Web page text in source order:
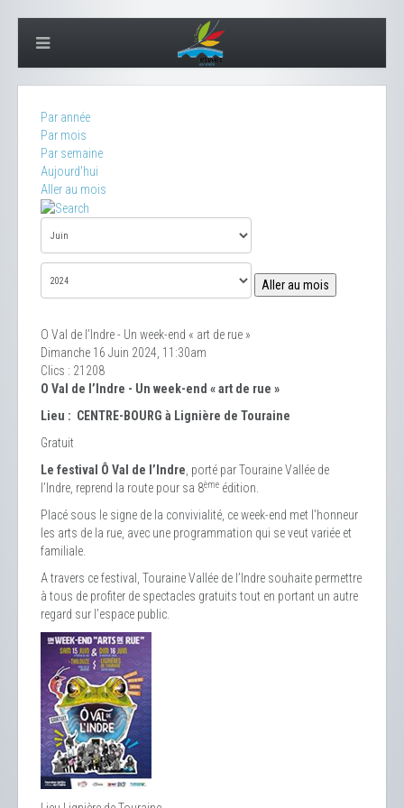
Par année
Par mois
Par semaine
Aujourd'hui
Aller au mois
Aller au mois
O Val de l’Indre - Un week-end « art de rue »
Dimanche 16 Juin 2024, 11:30am
Clics : 21208
O Val de l’Indre - Un week-end « art de rue »
Lieu : CENTRE-BOURG à Lignière de Touraine
Gratuit
Le festival Ô Val de l’Indre, porté par Touraine Vallée de
l’Indre, reprend la route pour sa 8ème édition.
Placé sous le signe de la convivialité, ce week-end met l’honneur
les arts de la rue, avec une programmation qui se veut variée et
familiale.
A travers ce festival, Touraine Vallée de l’Indre souhaite permettre
à tous de profiter de spectacles gratuits tout en portant un autre
regard sur l’espace public.